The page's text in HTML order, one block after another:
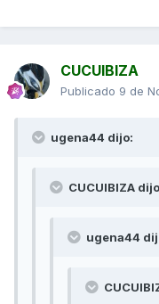
CUCUIBIZA
Publicado 9 de
ugena44 dijo:
CUCUIBIZA
ugena44